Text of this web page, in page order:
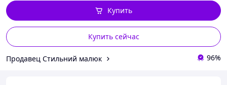
Купить сейчас
Купить
Продавец Стильний малюк 96%